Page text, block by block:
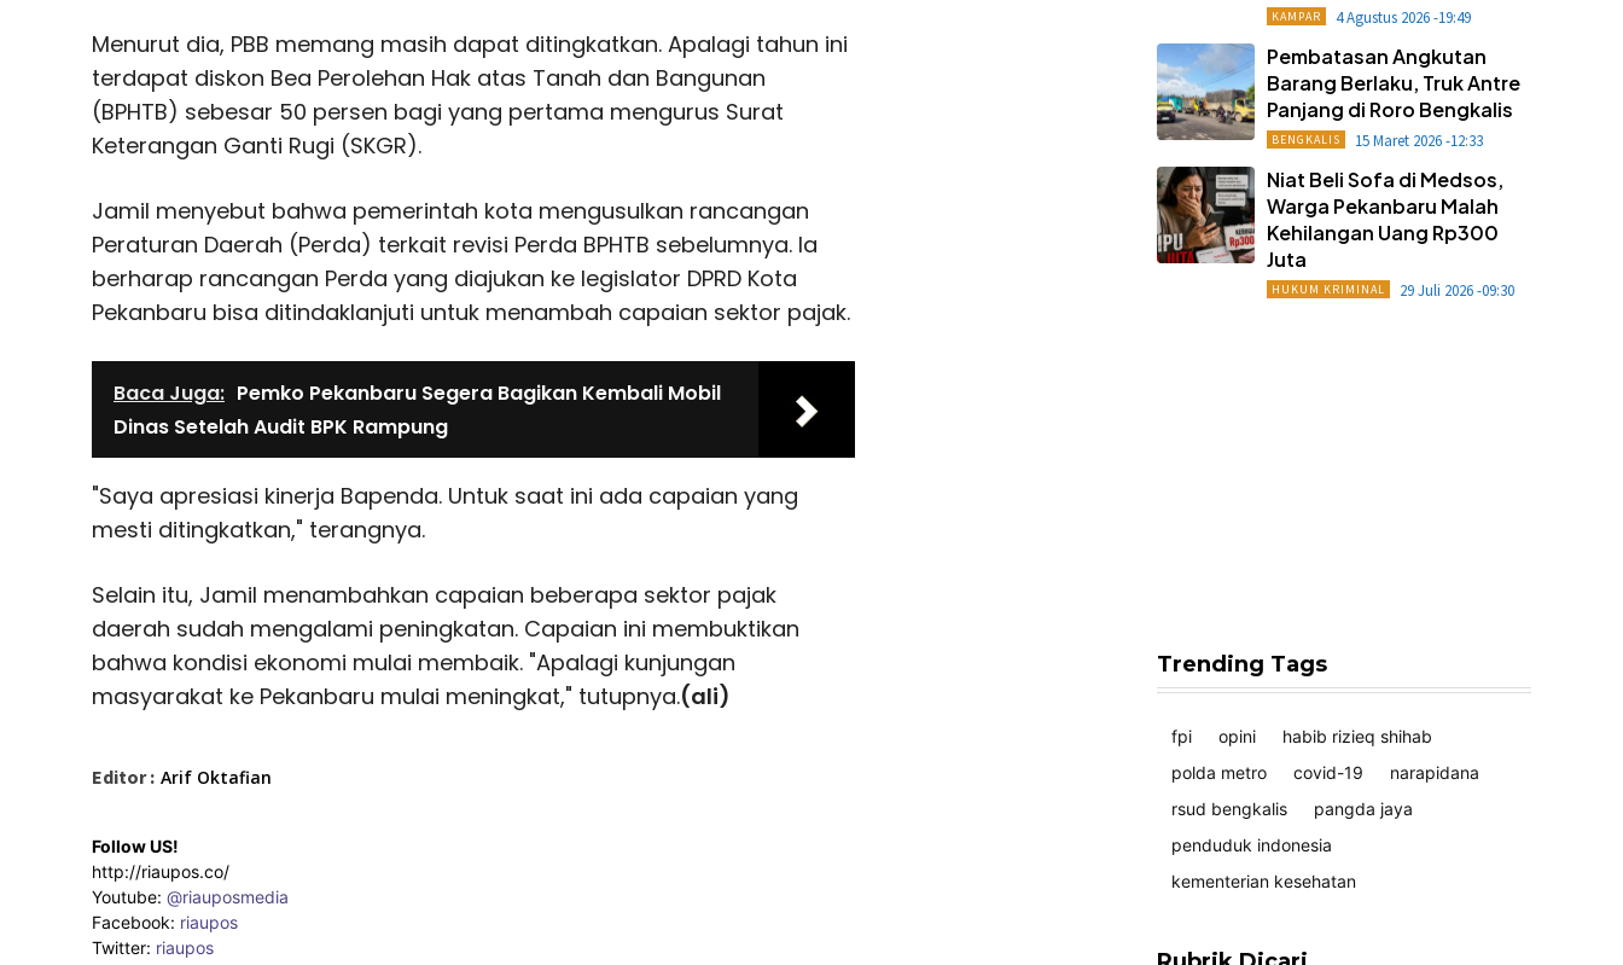
Menurut dia, PBB memang masih dapat ditingkatkan. Apalagi tahun ini
terdapat diskon Bea Perolehan Hak atas Tanah dan Bangunan
(BPHTB) sebesar 50 persen bagi yang pertama mengurus Surat
Keterangan Ganti Rugi (SKGR).
Jamil menyebut bahwa pemerintah kota mengusulkan rancangan
Peraturan Daerah (Perda) terkait revisi Perda BPHTB sebelumnya. Ia
berharap rancangan Perda yang diajukan ke legislator DPRD Kota
Pekanbaru bisa ditindaklanjuti untuk menambah capaian sektor pajak.
Baca Juga: Pemko Pekanbaru Segera Bagikan Kembali Mobil
Dinas Setelah Audit BPK Rampung
"Saya apresiasi kinerja Bapenda. Untuk saat ini ada capaian yang
mesti ditingkatkan," terangnya.
Selain itu, Jamil menambahkan capaian beberapa sektor pajak
daerah sudah mengalami peningkatan. Capaian ini membuktikan
bahwa kondisi ekonomi mulai membaik. "Apalagi kunjungan
masyarakat ke Pekanbaru mulai meningkat," tutupnya.(ali)
Editor : Arif Oktafian
Follow US!
http://riaupos.co/
Youtube: @riauposmedia
Facebook: riaupos
Twitter: riaupos
KAMPAR 4 Agustus 2026 -19:49
Pembatasan Angkutan
Barang Berlaku, Truk Antre
Panjang di Roro Bengkalis
BENGKALIS 15 Maret 2026 -12:33
Niat Beli Sofa di Medsos,
Warga Pekanbaru Malah
Kehilangan Uang Rp300
Juta
HUKUM KRIMINAL 29 Juli 2026 -09:30
Trending Tags
fpi opini
habib rizieq shihab
polda metro
covid-19
narapidana
rsud bengkalis
pangda jaya
penduduk indonesia
kementerian kesehatan